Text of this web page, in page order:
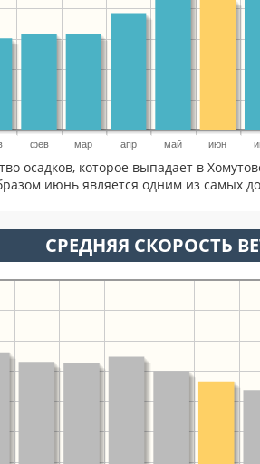
фев мар апр май июн
осадков, которое выпадает в
июнь является одним из самых
СРЕДНЯЯ СКОРОСТЬ